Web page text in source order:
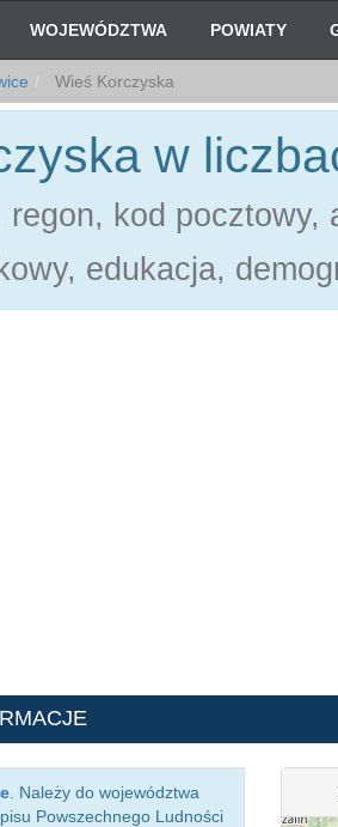
WOJEWÓDZTWA POWIATY
Wieś Korczyska
w
kod pocztowy,
edukacja,
. Należy do województwa
Powszechnego Ludności